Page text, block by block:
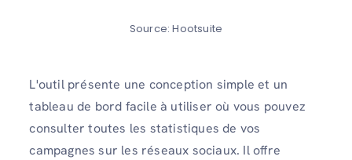
Source: Hootsuite
L'outil présente une conception simple et un
tableau de bord facile à utiliser où vous pouvez
consulter toutes les statistiques de vos
campagnes sur les réseaux sociaux. Il offre